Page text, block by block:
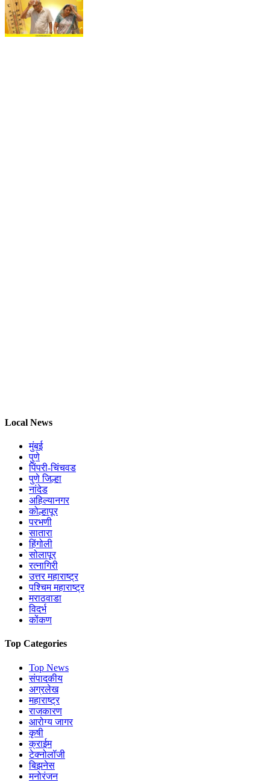
Local News
मुंबई
पुणे
पिंपरी-चिंचवड
पुणे जिल्हा
नांदेड
अहिल्यानगर
कोल्हापूर
परभणी
सातारा
हिंगोली
सोलापूर
रत्नागिरी
उत्तर महाराष्ट्र
पश्चिम महाराष्ट्र
मराठवाडा
विदर्भ
कोंकण
Top Categories
Top News
संपादकीय
अग्रलेख
महाराष्ट्र
राजकारण
आरोग्य जागर
कृषी
क्राईम
टेक्नोलॉजी
बिझनेस
मनोरंजन